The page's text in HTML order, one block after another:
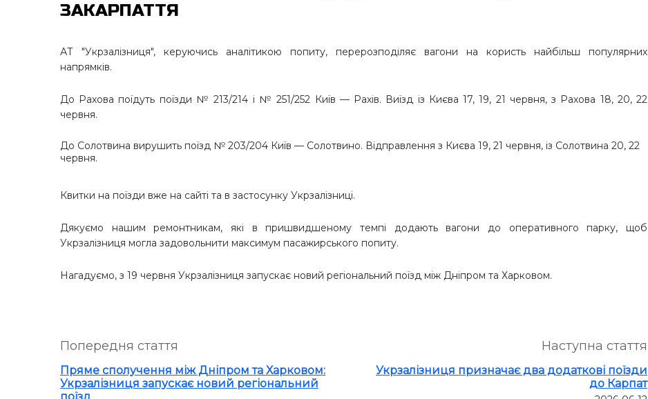
ЗАКАРПАТТЯ
АТ "Укрзалізниця", керуючись аналітикою попиту, перерозподіляє вагони на користь найбільш популярних
напрямків.
До Рахова поїдуть поїзди № 213/214 і № 251/252 Київ — Рахів. Виїзд із Києва 17, 19, 21 червня, з Рахова 18, 20, 22
червня.
До Солотвина вирушить поїзд № 203/204 Київ — Солотвино. Відправлення з Києва 19, 21 червня, із Солотвина 20, 22
червня.
Квитки на поїзди вже на сайті та в застосунку Укрзалізниці.
Дякуємо нашим ремонтникам, які в пришвидшеному темпі додають вагони до оперативного парку, щоб
Укрзалізниця могла задовольнити максимум пасажирського попиту.
Нагадуємо, з 19 червня Укрзалізниця запускає новий регіональний поїзд між Дніпром та Харковом.
Попередня стаття
Пряме сполучення між Дніпром та Харковом:
Укрзалізниця запускає новий регіональний
Наступна стаття
Укрзалізниця призначає два додаткові поїзди
до Карпат